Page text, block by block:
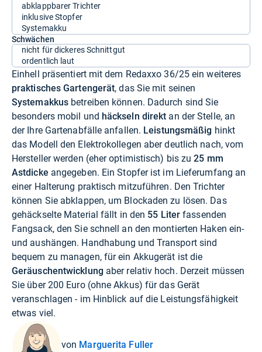
abklappbarer Trichter
inklusive Stopfer
Systemakku
Schwächen
nicht für dickeres Schnittgut
ordentlich laut
Einhell präsentiert mit dem Redaxxo 36/25 ein weiteres
praktisches Gartengerät, das Sie mit seinen
Systemakkus betreiben können. Dadurch sind Sie
besonders mobil und häckseln direkt an der Stelle, an
der Ihre Gartenabfälle anfallen. Leistungsmäßig hinkt
das Modell den Elektrokollegen aber deutlich nach, vom
Hersteller werden (eher optimistisch) bis zu25 mm
Astdicke angegeben. Ein Stopfer ist im Lieferumfang an
einer Halterung praktisch mitzuführen. Den Trichter
können Sie abklappen, um Blockaden zu lösen. Das
gehäckselte Material fällt in den 55 Liter fassenden
Fangsack, den Sie schnell an den montierten Haken ein-
und aushängen. Handhabung und Transport sind
bequem zu managen, für ein Akkugerät ist die
Geräuschentwicklung aber relativ hoch. Derzeit müssen
Sie über 200 Euro (ohne Akkus) für das Gerät
veranschlagen - im Hinblick auf die Leistungsfähigkeit
etwas viel.
von Marguerita Fuller